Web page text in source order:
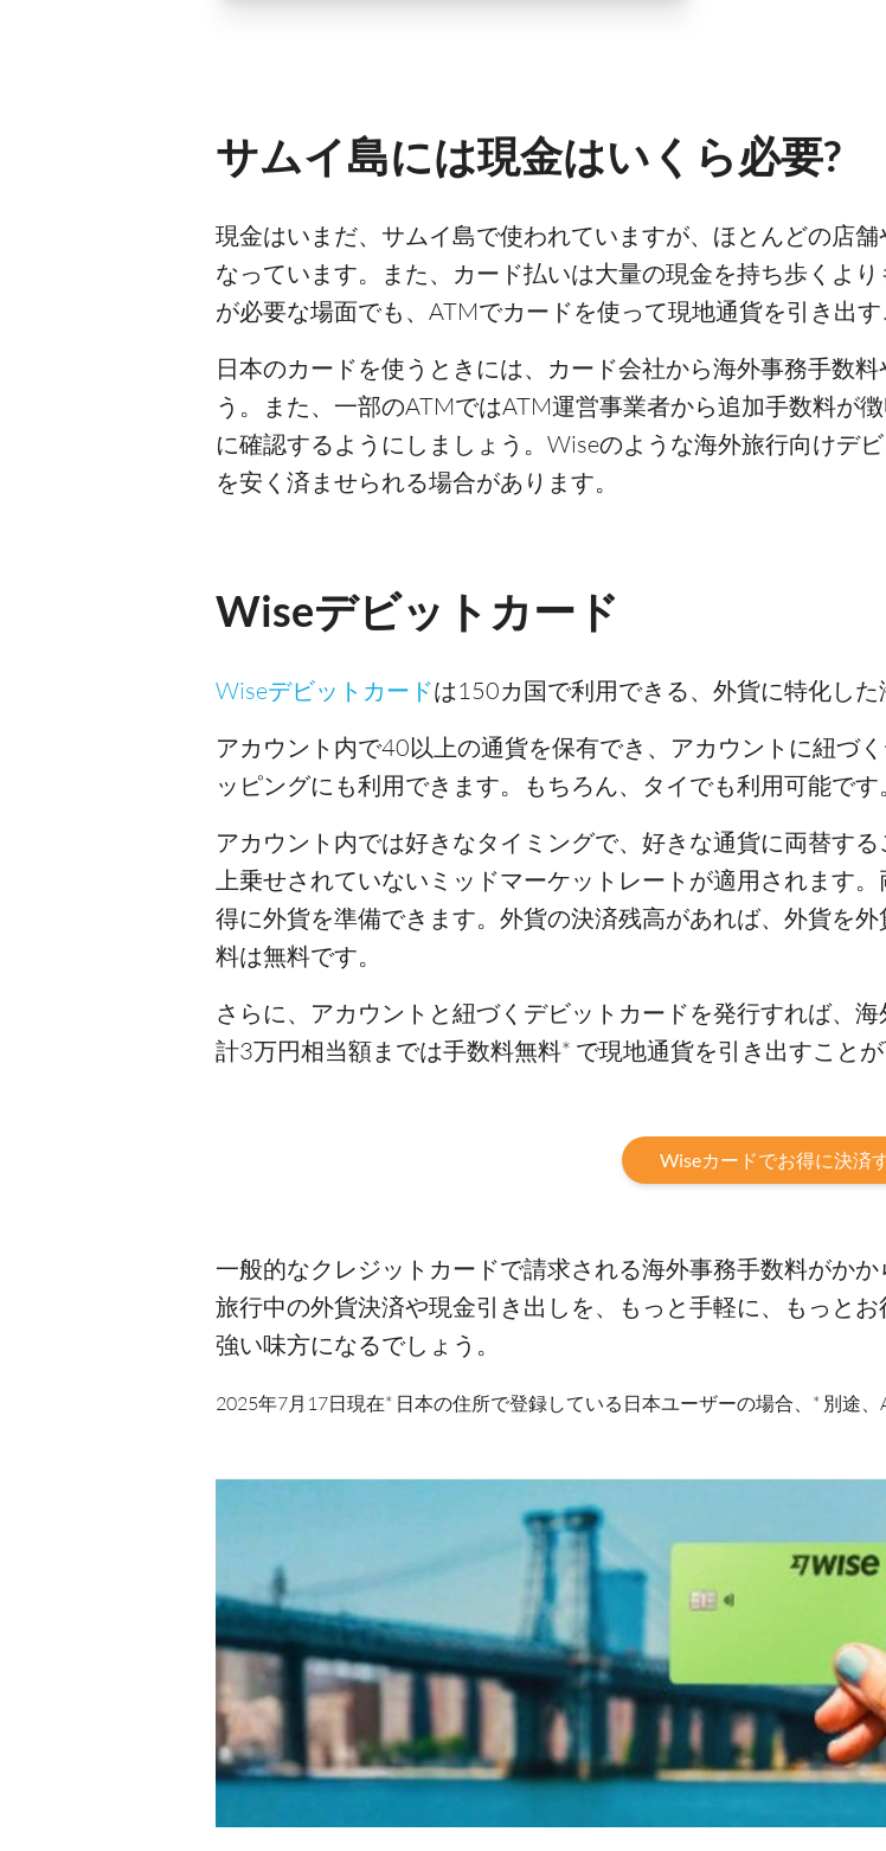
サムイ島には現金はいくら必要?
現金はいまだ、サムイ島で使われていますが、ほとんどの店
なっています。また、カード払いは大量の現金を持ち歩くよ
が必要な場面でも、ATMでカードを使って現地通貨を引き出す
日本のカードを使うときには、カード会社から海外事務手数
う。また、一部のATMではATM運営事業者から追加手数料が
に確認するようにしましょう。Wiseのような海外旅行向けデ
を安く済ませられる場合があります。
Wiseデビットカード
Wiseデビットカードは150カ国で利用できる、外貨に特化した
アカウント内で40以上の通貨を保有でき、アカウントに紐づ
ッピングにも利用できます。もちろん、タイでも利用可能です
アカウント内では好きなタイミングで、好きな通貨に両替する
上乗せされていないミッドマーケットレートが適用されます
得に外貨を準備できます。外貨の決済残高があれば、外貨を
料は無料です。
さらに、アカウントと紐づくデビットカードを発行すれば、
計3万円相当額までは手数料無料* で現地通貨を引き出すことが
Wiseカードでお得に決済
一般的なクレジットカードで請求される海外事務手数料がか
旅行中の外貨決済や現金引き出しを、もっと手軽に、もっと
強い味方になるでしょう。
2025年7月17日現在* 日本の住所で登録している日本ユーザーの場合、* 別途